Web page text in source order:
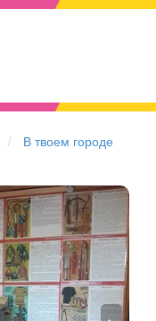
В твоем городе